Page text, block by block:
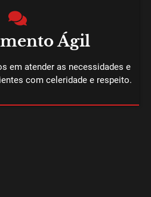
Ágil
em atender as necessidades e
com celeridade e respeito.